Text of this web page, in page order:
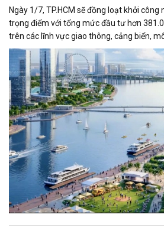
Ngày 1/7, TP.HCM sẽ đồng loạt khởi công
trọng điểm với tổng mức đầu tư hơn
trên các lĩnh vực giao thông, cảng biển,
công cộng và nhà ở xã hội, các dự án
tăng trưởng mới, mở rộng không gian
lực cạnh tranh của đô thị lớn nhất cả